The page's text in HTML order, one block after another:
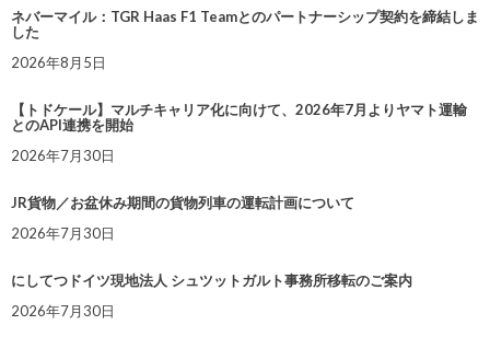
ネバーマイル：TGR Haas F1 Teamとのパートナーシップ契約を締結しま
した
2026年8月5日
【トドケール】マルチキャリア化に向けて、2026年7月よりヤマト運輸
とのAPI連携を開始
2026年7月30日
JR貨物／お盆休み期間の貨物列車の運転計画について
2026年7月30日
にしてつドイツ現地法人 シュツットガルト事務所移転のご案内
2026年7月30日